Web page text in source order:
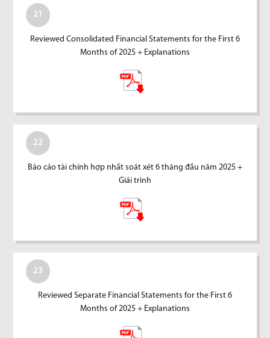
21
Reviewed Consolidated Financial Statements for the First 6
Months of 2025 + Explanations
22
Báo cáo tài chính hợp nhất soát xét 6 tháng đầu năm 2025 +
Giải trình
23
Reviewed Separate Financial Statements for the First 6
Months of 2025 + Explanations